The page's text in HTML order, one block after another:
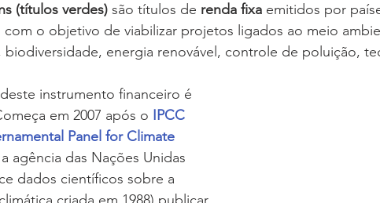
12(títulos verdes) são títulos de renda fixa emitidos por
o objetivo de viabilizar projetos ligados ao meio
biodiversidade, energia renovável, controle de poluição,
instrumento financeiro é
em 2007 após o IPCC
Panel for Climate
agência das Nações Unidas
dados científicos sobre a